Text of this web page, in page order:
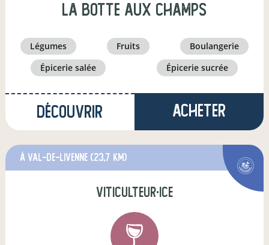
LA BOTTE AUX CHAMPS
légumes fruits
boulangerie
épicerie salée
épicerie sucrée
Découvrir Acheter
à Val-de-Livenne (23,7 km)
viticulteur·ice